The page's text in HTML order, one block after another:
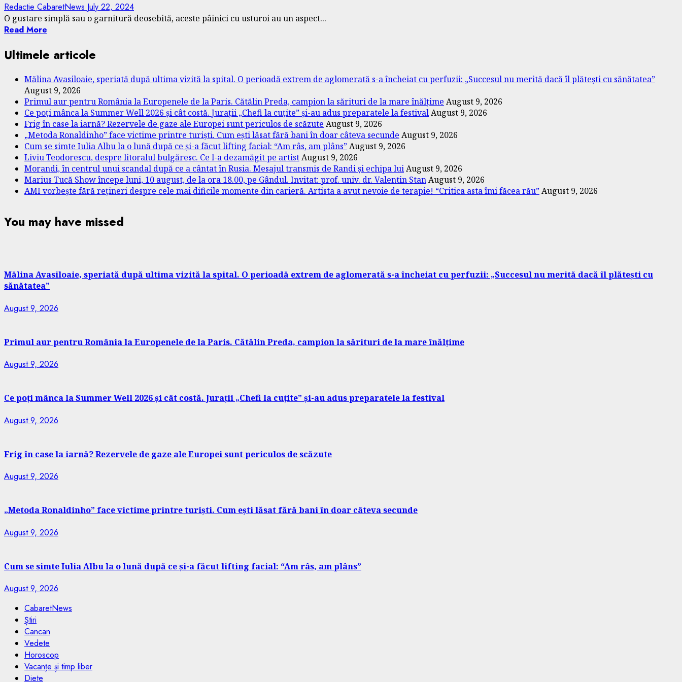
Redactie CabaretNews July 22, 2024
O gustare simplă sau o garnitură deosebită, aceste pâinici cu usturoi au un aspect...
Read More
Ultimele articole
Mălina Avasiloaie, speriată după ultima vizită la spital. O perioadă extrem de aglomerată s-a încheiat cu perfuzii: „Succesul nu merită dacă îl plătești cu sănătatea”
August 9, 2026
Primul aur pentru România la Europenele de la Paris. Cătălin Preda, campion la sărituri de la mare înălțime August 9, 2026
Ce poți mânca la Summer Well 2026 și cât costă. Jurații „Chefi la cuțite” și-au adus preparatele la festivalAugust 9, 2026
Frig în case la iarnă? Rezervele de gaze ale Europei sunt periculos de scăzute August 9, 2026
„Metoda Ronaldinho” face victime printre turiști. Cum ești lăsat fără bani în doar câteva secunde August 9, 2026
Cum se simte Iulia Albu la o lună după ce și-a făcut lifting facial: “Am râs, am plâns”August 9, 2026
Liviu Teodorescu, despre litoralul bulgăresc. Ce l-a dezamăgit pe artistAugust 9, 2026
Morandi, în centrul unui scandal după ce a cântat în Rusia. Mesajul transmis de Randi și echipa luiAugust 9, 2026
Marius Tucă Show începe luni, 10 august, de la ora 18.00, pe Gândul. Invitat: prof. univ. dr. Valentin StanAugust 9, 2026
AMI vorbește fără rețineri despre cele mai dificile momente din carieră. Artista a avut nevoie de terapie! “Critica asta îmi făcea rău”August 9, 2026
You may have missed
Mălina Avasiloaie, speriată după ultima vizită la spital. O perioadă extrem de aglomerată s-a încheiat cu perfuzii: „Succesul nu merită dacă îl plătești cu
sănătatea”
August 9, 2026
Primul aur pentru România la Europenele de la Paris. Cătălin Preda, campion la sărituri de la mare înălțime
August 9, 2026
Ce poți mânca la Summer Well 2026 și cât costă. Jurații „Chefi la cuțite” și-au adus preparatele la festival
August 9, 2026
Frig în case la iarnă? Rezervele de gaze ale Europei sunt periculos de scăzute
August 9, 2026
„Metoda Ronaldinho” face victime printre turiști. Cum ești lăsat fără bani în doar câteva secunde
August 9, 2026
Cum se simte Iulia Albu la o lună după ce și-a făcut lifting facial: “Am râs, am plâns”
August 9, 2026
CabaretNews
Știri
Cancan
Vedete
Horoscop
Vacanțe și timp liber
Diete